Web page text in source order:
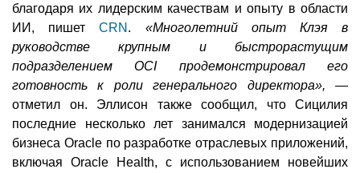
благодаря их лидерским качествам и опыту в области
ИИ, пишетCRN . «Многолетний опыт Клэя в
руководстве крупным и быстрорастущим
подразделением OCI продемонстрировал его
готовность к роли генерального директора», —
отметил он. Эллисон также сообщил, что Сицилия
последние несколько лет занимался модернизацией
бизнеса Oracle по разработке отраслевых приложений,
включая Oracle Health, с использованием новейших